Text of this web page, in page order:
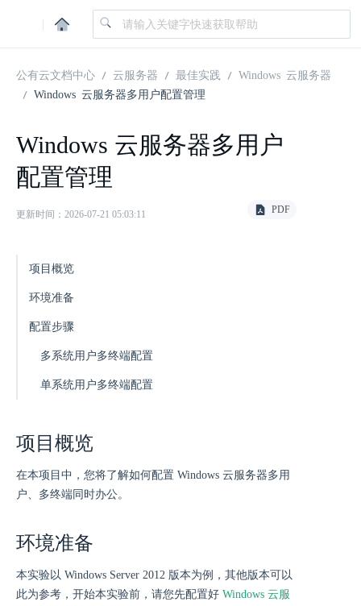
|
公有云文档中心 云服务器 最佳实践
Windows 云服务器
Windows 云服务器多用户配置管理
Windows 云服务器多用户
配置管理
更新时间：2026-07-21 05:03:11 PDF
项目概览
环境准备
配置步骤
多系统用户多终端配置
单系统用户多终端配置
项目概览
在本项目中，您将了解如何配置 Windows 云服务器多用
户、多终端同时办公。
环境准备
本实验以 Windows Server 2012 版本为例，其他版本可以
此为参考，开始本实验前，请您先配置好 Windows 云服